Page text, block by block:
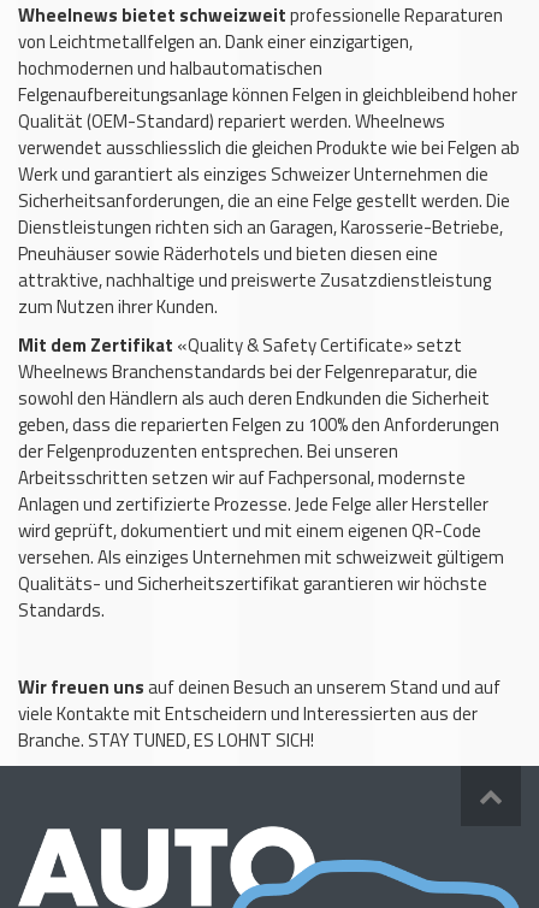
Wheelnews bietet schweizweitprofessionelle Reparaturen
von Leichtmetallfelgen an. Dank einer einzigartigen,
hochmodernen und halbautomatischen
Felgenaufbereitungsanlage können Felgen in gleichbleibend hoher
Qualität (OEM-Standard) repariert werden. Wheelnews
verwendet ausschliesslich die gleichen Produkte wie bei Felgen ab
Werk und garantiert als einziges Schweizer Unternehmen die
Sicherheitsanforderungen, die an eine Felge gestellt werden. Die
Dienstleistungen richten sich an Garagen, Karosserie-Betriebe,
Pneuhäuser sowie Räderhotels und bieten diesen eine
attraktive, nachhaltige und preiswerte Zusatzdienstleistung
zum Nutzen ihrer Kunden.
Mit dem Zertifikat «Quality & Safety Certificate» setzt
Wheelnews Branchenstandards bei der Felgenreparatur, die
sowohl den Händlern als auch deren Endkunden die Sicherheit
geben, dass die reparierten Felgen zu 100% den Anforderungen
der Felgenproduzenten entsprechen. Bei unseren
Arbeitsschritten setzen wir auf Fachpersonal, modernste
Anlagen und zertifizierte Prozesse. Jede Felge aller Hersteller
wird geprüft, dokumentiert und mit einem eigenen QR-Code
versehen. Als einziges Unternehmen mit schweizweit gültigem
Qualitäts- und Sicherheitszertifikat garantieren wir höchste
Standards.
Wir freuen unsauf deinen Besuch an unserem Stand und auf
viele Kontakte mit Entscheidern und Interessierten aus der
Branche. STAY TUNED, ES LOHNT SICH!